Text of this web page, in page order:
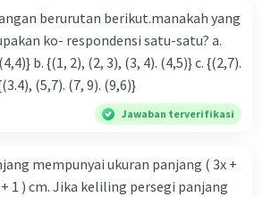
jawaban yang benar adalah (b)
·0.0( 0) Balas
berurutan berikut.manakah yang
satu-satu? a.
c. {(2,7).
(6,9). (8,7)} d. {(3.4), (5,7). (7, 9). (9,6)}
Jawaban terverifikasi
mempunyai ukuran panjang ( 3x +
1 ) cm. Jika keliling persegi panjang